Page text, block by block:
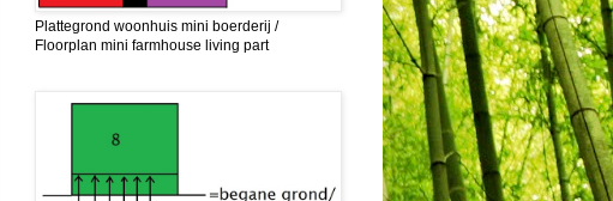
Plattegrond woonhuis mini boerderij /
Floorplan mini farmhouse living part